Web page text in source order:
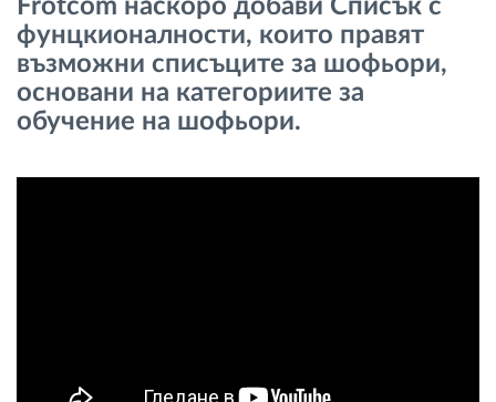
Управление на горивото
Планиране на маршрути и мониторинг
Frotcom наскоро добави Списък с
фунцкионалности, които правят
възможни списъците за шофьори,
основани на категориите за
обучение на шофьори.